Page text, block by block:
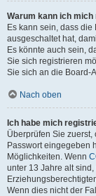
Warum kann ich
Es kann sein, dass
ausgeschaltet hat,
Es könnte auch sein,
Sie sich registrieren
Sie sich an die Board-
Nach oben
Ich habe mich
Überprüfen Sie
Passwort eingegeben
Möglichkeiten. Wenn
unter 13 Jahre alt
Wenn dies nicht der